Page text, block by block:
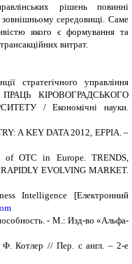
рішень повинні
середовищі. Саме
якого є формування та
витрат.
стратегічного управління
КІРОВОГРАДСЬКОГО
/ Економічні науки.
A KEY DATA 2012, EFPIA. –
OTC in Europe. TRENDS,
EVOLVING MARKET.
Intelligence [Електронний
- М.: Изд-во «Альфа-
Ф. Котлер // Пер. с англ. – 2-е